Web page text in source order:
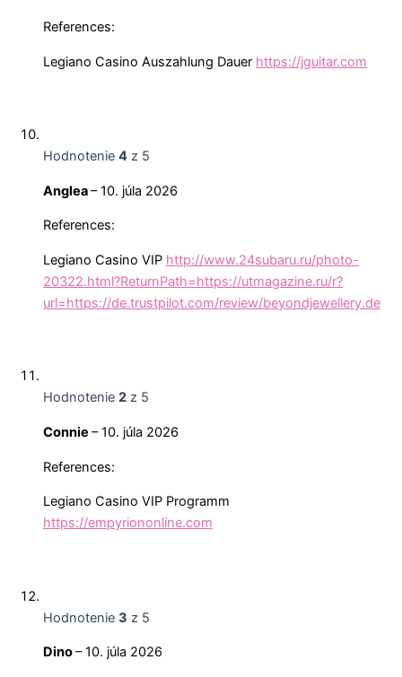
References:
Legiano Casino Auszahlung Dauer https://jguitar.com
Hodnotenie 4 z 5
Anglea– 10. júla 2026
References:
Legiano Casino VIP http://www.24subaru.ru/photo-
20322.html?ReturnPath=https://utmagazine.ru/r?
url=https://de.trustpilot.com/review/beyondjewellery.de
Hodnotenie 2 z 5
Connie – 10. júla 2026
References:
Legiano Casino VIP Programm
https://empyriononline.com
Hodnotenie 3 z 5
Dino– 10. júla 2026